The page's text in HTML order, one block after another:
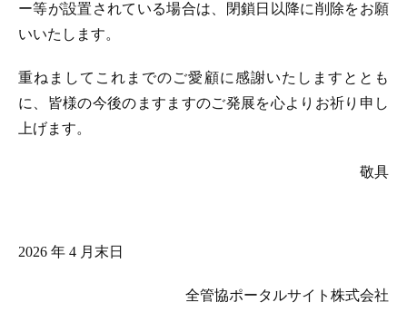
ー等が設置されている場合は、閉鎖日以降に削除をお願
いいたします。
重ねましてこれまでのご愛顧に感謝いたしますととも
に、皆様の今後のますますのご発展を心よりお祈り申し
上げます。
敬具
2026 年 4 月末日
全管協ポータルサイト株式会社